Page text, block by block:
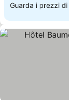
Guarda i prezzi di